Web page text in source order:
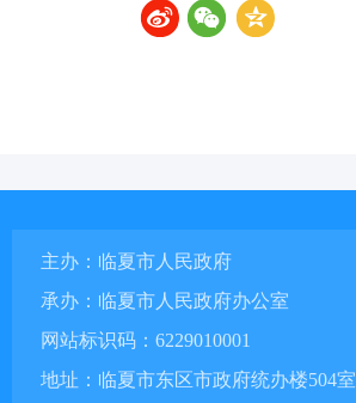
主办：临夏市人民政府
承办：临夏市人民政府办公室
网站标识码：6229010001
地址：临夏市东区市政府统办楼504室